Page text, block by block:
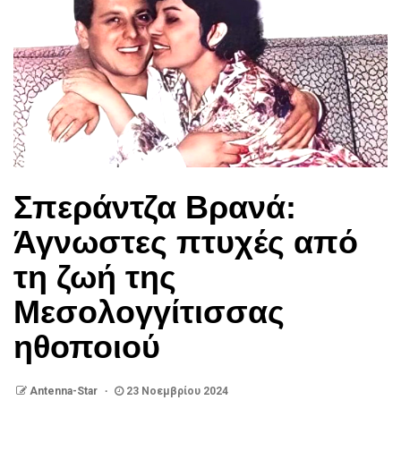
Σπεράντζα Βρανά:
Άγνωστες πτυχές από
τη ζωή της
Μεσολογγίτισσας
ηθοποιού
Antenna-Star 23 Νοεμβρίου 2024